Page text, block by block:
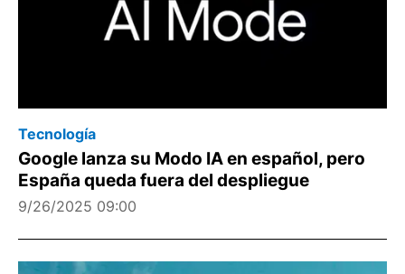
Tecnología
Google lanza su Modo IA en español, pero
España queda fuera del despliegue
9/26/2025 09:00